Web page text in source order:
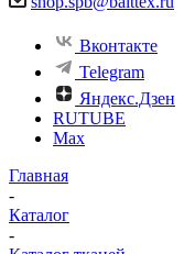
Вконтакте
Telegram
Яндекс.Дзен
RUTUBE
Max
Главная
-
Каталог
-